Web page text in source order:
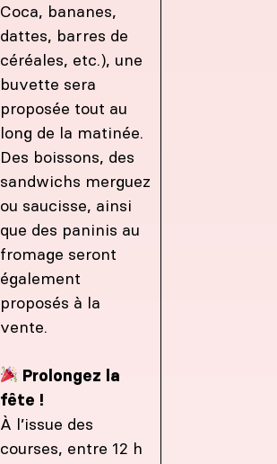
Coca, bananes,
dattes, barres de
céréales, etc.), une
buvette sera
proposée tout au
long de la matinée.
Des boissons, des
sandwichs merguez
ou saucisse, ainsi
que des paninis au
fromage seront
également
proposés à la
vente.
Prolongez la
fête !
À l’issue des
courses, entre 12 h